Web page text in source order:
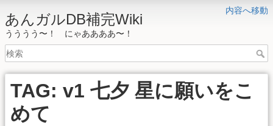
内容へ移動
あんガルDB補完Wiki
うううう〜！ にゃああああ〜！
TAG: v1 七夕 星に願いをこ
めて